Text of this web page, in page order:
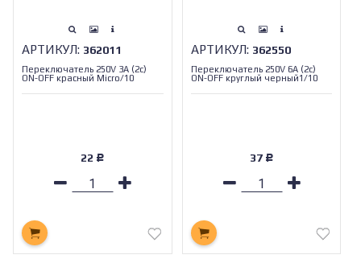
АРТИКУЛ: 362011
Переключатель 250V 3A (2c)
ON-OFF красный Micro/10
22 Р
АРТИКУЛ: 362550
Переключатель 250V 6А (2c)
ON-OFF круглый черный1/10
37 Р